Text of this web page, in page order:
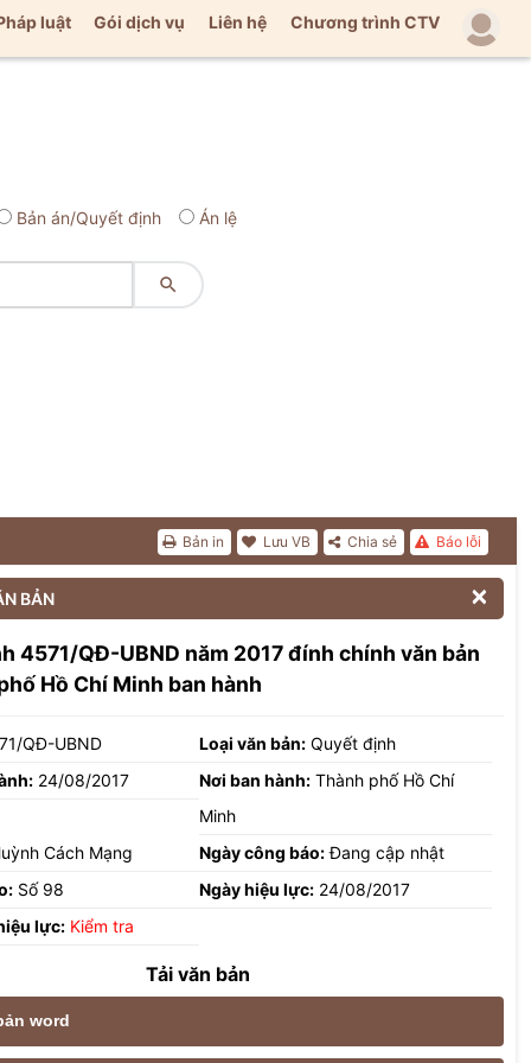
luật Gói dịch vụ Liên hệ Chương trình CTV
Bản án/Quyết định Án lệ

Báo lỗi
Chia sẻ
Lưu VB
Bản in
BẢN 
4571/QĐ-UBND năm 2017 đính chính văn bản
Hồ Chí Minh ban hành
QĐ-UBND Loại văn bản: Quyết định
24/08/2017 Nơi ban hành: Thành phố Hồ Chí
Minh
Cách Mạng Ngày công báo:Đang cập nhật
Số 98 Ngày hiệu lực: 24/08/2017
lực: Kiểm tra
Tải văn bản
word